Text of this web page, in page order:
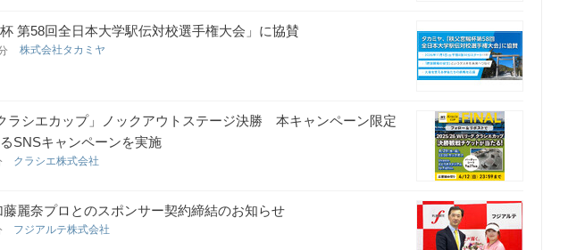
第58回全日本大学駅伝対校選手権大会」に協賛
株式会社タカミヤ
ラシエカップ」ノックアウトステージ決勝 本キャンペーン限定
SNSキャンペーンを実施
クラシエ株式会社
麗奈プロとのスポンサー契約締結のお知らせ
フジアルテ株式会社